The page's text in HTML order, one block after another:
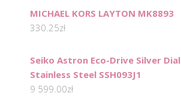
MICHAEL KORS LAYTON MK8893
330.25zł
Seiko Astron Eco-Drive Silver Dial
Stainless Steel SSH093J1
9 599.00zł